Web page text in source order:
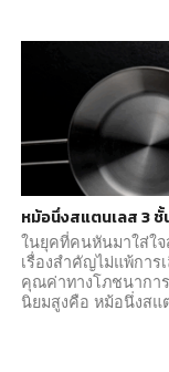
หม้อนึ่งสแตนเลส 3
ในยุคที่คนหันมาใส่ใ
เรื่องสำคัญไม่แพ้การ
คุณค่าทางโภชนากา
นิยมสูงคือ หม้อนึ่งสแ